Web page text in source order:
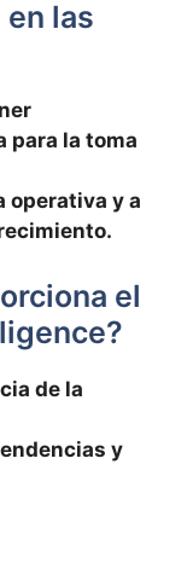
las
para​ la‍ toma
operativa y a
el
de ⁤la
y